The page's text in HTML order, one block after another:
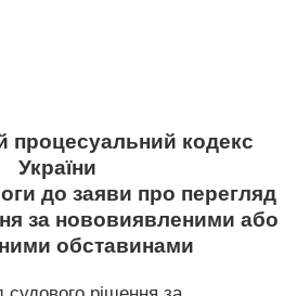
процесуальний кодекс
України
до заяви про перегляд
за нововиявленими або
обставинами